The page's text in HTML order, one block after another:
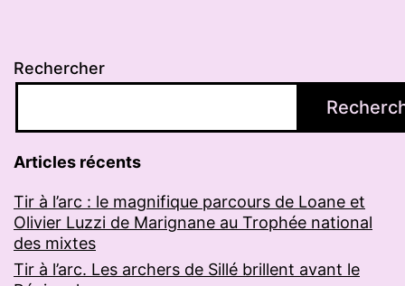
Rechercher
Articles récents
Tir à l’arc : le magnifique parcours de Loane et
Olivier Luzzi de Marignane au Trophée national
des mixtes
Tir à l’arc. Les archers de Sillé brillent avant le